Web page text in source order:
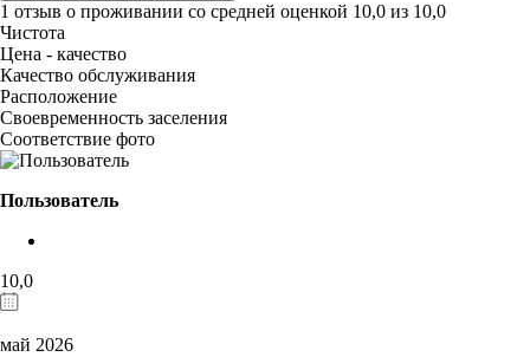
1 отзыв о проживании со средней оценкой 10,0 из 10,0
Чистота
Цена - качество
Качество обслуживания
Расположение
Своевременность заселения
Соответствие фото
Пользователь
10,0
май 2026